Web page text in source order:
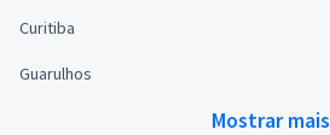
Curitiba
Guarulhos
Mostrar mais